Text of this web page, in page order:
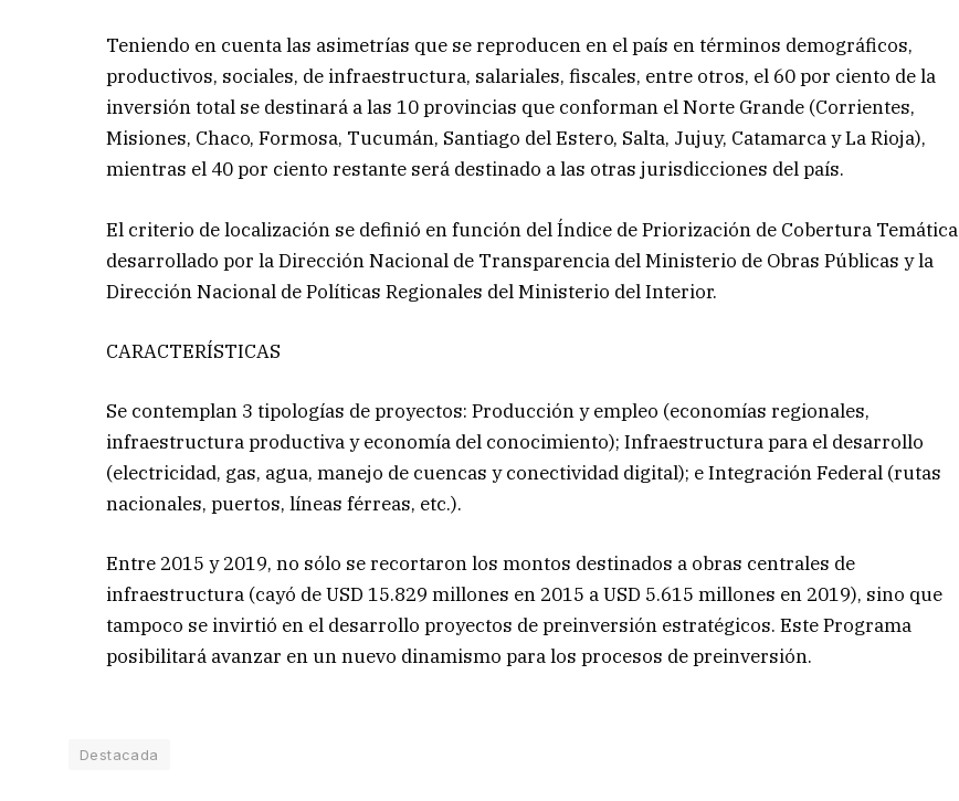
Teniendo en cuenta las asimetrías que se reproducen en el país en términos demográficos,
productivos, sociales, de infraestructura, salariales, fiscales, entre otros, el 60 por ciento de la
inversión total se destinará a las 10 provincias que conforman el Norte Grande (Corrientes,
Misiones, Chaco, Formosa, Tucumán, Santiago del Estero, Salta, Jujuy, Catamarca y La Rioja),
mientras el 40 por ciento restante será destinado a las otras jurisdicciones del país.
El criterio de localización se definió en función del Índice de Priorización de Cobertura Temática
desarrollado por la Dirección Nacional de Transparencia del Ministerio de Obras Públicas y la
Dirección Nacional de Políticas Regionales del Ministerio del Interior.
CARACTERÍSTICAS
Se contemplan 3 tipologías de proyectos: Producción y empleo (economías regionales,
infraestructura productiva y economía del conocimiento); Infraestructura para el desarrollo
(electricidad, gas, agua, manejo de cuencas y conectividad digital); e Integración Federal (rutas
nacionales, puertos, líneas férreas, etc.).
Entre 2015 y 2019, no sólo se recortaron los montos destinados a obras centrales de
infraestructura (cayó de USD 15.829 millones en 2015 a USD 5.615 millones en 2019), sino que
tampoco se invirtió en el desarrollo proyectos de preinversión estratégicos. Este Programa
posibilitará avanzar en un nuevo dinamismo para los procesos de preinversión.
Destacada